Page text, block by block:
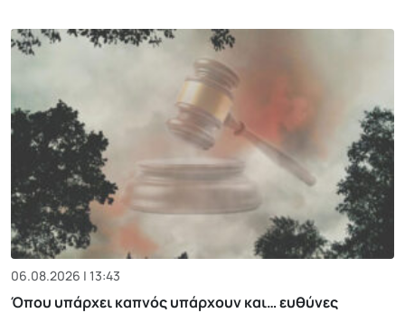
06.08.2026 | 13:43
Όπου υπάρχει καπνός υπάρχουν και… ευθύνες